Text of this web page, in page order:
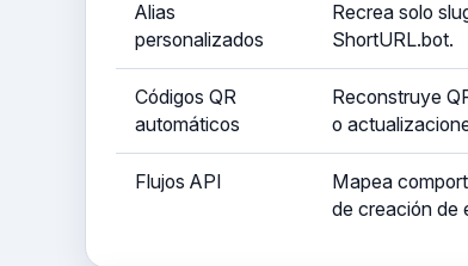
Alias
personalizados
Recrea solo
ShortURL.bot.
Códigos QR
automáticos
Reconstruye
o
Flujos API
Mapea
de creación de